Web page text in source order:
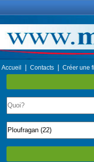
Accueil Contacts Créer une